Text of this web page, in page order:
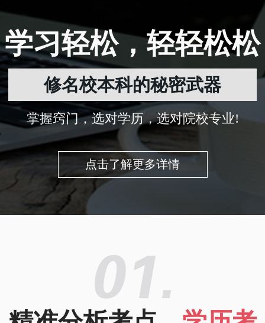
学习轻松，轻轻松松
修名校本科的秘密武器
掌握窍门，选对学历，选对院校专业!
点击了解更多详情